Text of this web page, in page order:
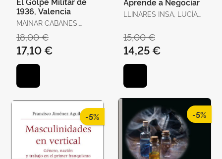
1936, Valencia
MAINAR CABANES,
18,00 €
17,10 €
LLINARES INSA, LUCÍA
PILAR
15,00 €
14,25 €
-5% -5%